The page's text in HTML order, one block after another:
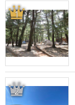
1
2